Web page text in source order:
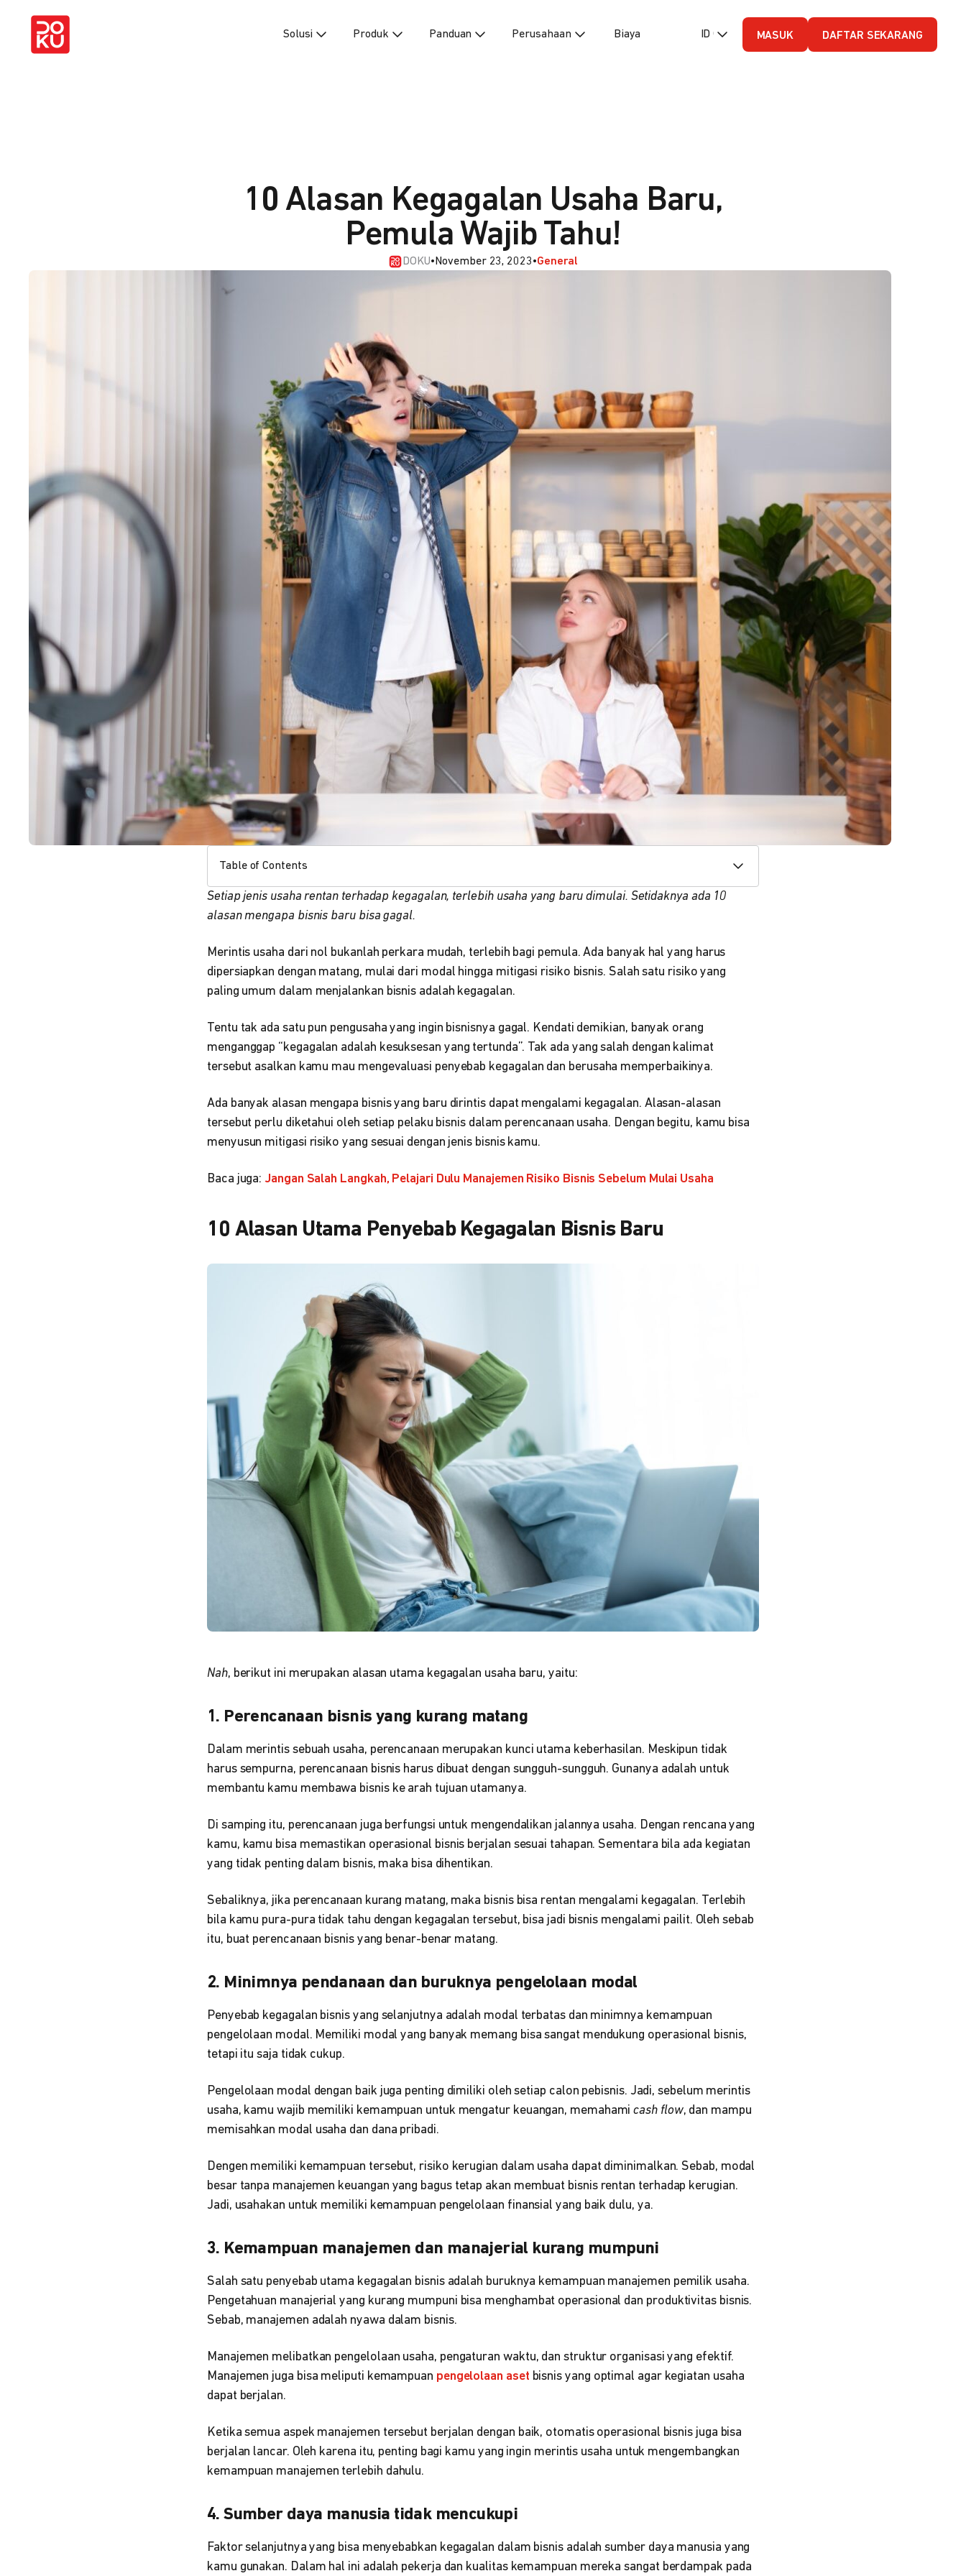
Solusi Produk Panduan Perusahaan Biaya ID (Bahasa Indonesia)
MASUK DAFTAR SEKARANG
10 Alasan Kegagalan Usaha Baru,
Pemula Wajib Tahu!
DOKU• November 23, 2023•General
Table of Contents
Setiap jenis usaha rentan terhadap kegagalan, terlebih usaha yang baru dimulai. Setidaknya ada 10
alasan mengapa bisnis baru bisa gagal.
Merintis usaha dari nol bukanlah perkara mudah, terlebih bagi pemula. Ada banyak hal yang harus
dipersiapkan dengan matang, mulai dari modal hingga mitigasi risiko bisnis. Salah satu risiko yang
paling umum dalam menjalankan bisnis adalah kegagalan.
Tentu tak ada satu pun pengusaha yang ingin bisnisnya gagal. Kendati demikian, banyak orang
menganggap “kegagalan adalah kesuksesan yang tertunda”. Tak ada yang salah dengan kalimat
tersebut asalkan kamu mau mengevaluasi penyebab kegagalan dan berusaha memperbaikinya.
Ada banyak alasan mengapa bisnis yang baru dirintis dapat mengalami kegagalan. Alasan-alasan
tersebut perlu diketahui oleh setiap pelaku bisnis dalam perencanaan usaha. Dengan begitu, kamu bisa
menyusun mitigasi risiko yang sesuai dengan jenis bisnis kamu.
Baca juga:Jangan Salah Langkah, Pelajari Dulu Manajemen Risiko Bisnis Sebelum Mulai Usaha
10 Alasan Utama Penyebab Kegagalan Bisnis Baru
Nah, berikut ini merupakan alasan utama kegagalan usaha baru, yaitu:
1. Perencanaan bisnis yang kurang matang
Dalam merintis sebuah usaha, perencanaan merupakan kunci utama keberhasilan. Meskipun tidak
harus sempurna, perencanaan bisnis harus dibuat dengan sungguh-sungguh. Gunanya adalah untuk
membantu kamu membawa bisnis ke arah tujuan utamanya.
Di samping itu, perencanaan juga berfungsi untuk mengendalikan jalannya usaha. Dengan rencana yang
kamu, kamu bisa memastikan operasional bisnis berjalan sesuai tahapan. Sementara bila ada kegiatan
yang tidak penting dalam bisnis, maka bisa dihentikan.
Sebaliknya, jika perencanaan kurang matang, maka bisnis bisa rentan mengalami kegagalan. Terlebih
bila kamu pura-pura tidak tahu dengan kegagalan tersebut, bisa jadi bisnis mengalami pailit. Oleh sebab
itu, buat perencanaan bisnis yang benar-benar matang.
2. Minimnya pendanaan dan buruknya pengelolaan modal
Penyebab kegagalan bisnis yang selanjutnya adalah modal terbatas dan minimnya kemampuan
pengelolaan modal. Memiliki modal yang banyak memang bisa sangat mendukung operasional bisnis,
tetapi itu saja tidak cukup.
Pengelolaan modal dengan baik juga penting dimiliki oleh setiap calon pebisnis. Jadi, sebelum merintis
usaha, kamu wajib memiliki kemampuan untuk mengatur keuangan, memahamicash flow, dan mampu
memisahkan modal usaha dan dana pribadi.
Dengen memiliki kemampuan tersebut, risiko kerugian dalam usaha dapat diminimalkan. Sebab, modal
besar tanpa manajemen keuangan yang bagus tetap akan membuat bisnis rentan terhadap kerugian.
Jadi, usahakan untuk memiliki kemampuan pengelolaan finansial yang baik dulu, ya.
3. Kemampuan manajemen dan manajerial kurang mumpuni
Salah satu penyebab utama kegagalan bisnis adalah buruknya kemampuan manajemen pemilik usaha.
Pengetahuan manajerial yang kurang mumpuni bisa menghambat operasional dan produktivitas bisnis.
Sebab, manajemen adalah nyawa dalam bisnis.
Manajemen melibatkan pengelolaan usaha, pengaturan waktu, dan struktur organisasi yang efektif.
Manajemen juga bisa meliputi kemampuan pengelolaan aset bisnis yang optimal agar kegiatan usaha
dapat berjalan.
Ketika semua aspek manajemen tersebut berjalan dengan baik, otomatis operasional bisnis juga bisa
berjalan lancar. Oleh karena itu, penting bagi kamu yang ingin merintis usaha untuk mengembangkan
kemampuan manajemen terlebih dahulu.
4. Sumber daya manusia tidak mencukupi
Faktor selanjutnya yang bisa menyebabkan kegagalan dalam bisnis adalah sumber daya manusia yang
kamu gunakan. Dalam hal ini adalah pekerja dan kualitas kemampuan mereka sangat berdampak pada